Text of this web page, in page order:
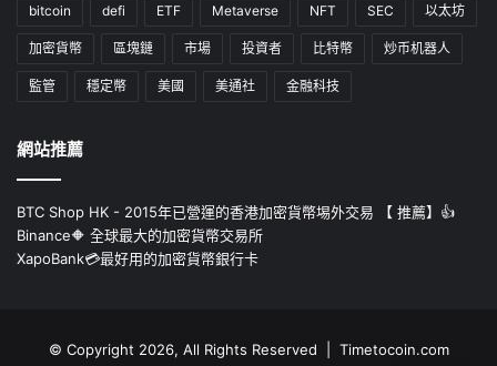
bitcoin defi ETF Metaverse NFT SEC 以太坊
加密貨幣 區塊鏈 市場 投資者 比特幣 炒币机器人
監管 穩定幣 美國 美通社 金融科技
網站推薦
BTC Shop HK - 2015年已營運的香港加密貨幣埸外交易 【 推薦】👍
Binance🔶 全球最大的加密貨幣交易所
XapoBank💳最好用的加密貨幣銀行卡
© Copyright 2026, All Rights Reserved | Timetocoin.com